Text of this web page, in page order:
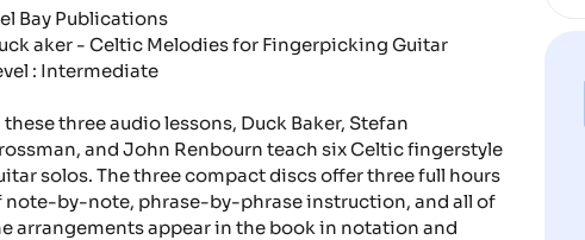
Bay Publications
aker - Celtic Melodies for Fingerpicking Guitar
: Intermediate
these three audio lessons, Duck Baker, Stefan
and John Renbourn teach six Celtic fingerstyle
solos. The three compact discs offer three full hours
note-by-note, phrase-by-phrase instruction, and all of
arrangements appear in the book in notation and